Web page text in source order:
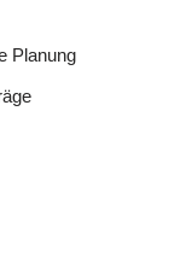
Planung